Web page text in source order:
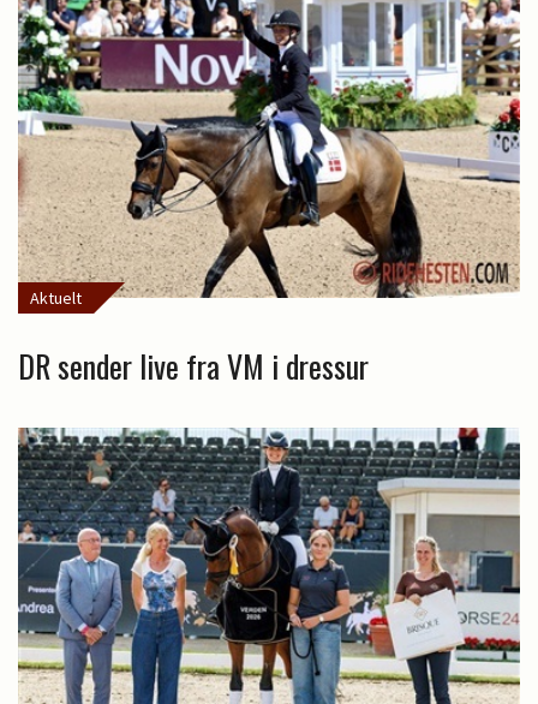
Aktuelt
DR sender live fra VM i dressur